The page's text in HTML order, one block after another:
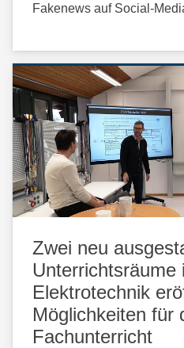
Fakenews auf Social-
Zwei neu
Unterrichtsräume
Elektrotechnik
Möglichkeiten für
Fachunterricht